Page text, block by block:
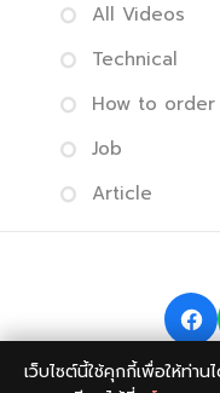
All Videos
Technical
How to order
Job
Article
Copyright © 2014-
เว็บไซต์นี้ใช้คุกกี้เพื่อให้ท่า